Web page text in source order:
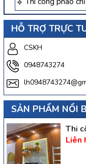
HỖ TRỢ TRỰC
CSKH
0948743274
SẢN PHẨM NỔI
Thi
Liên